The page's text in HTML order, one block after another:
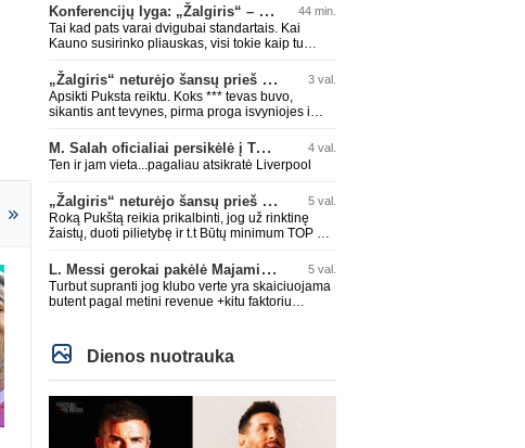
Konferencijų lyga: „Žalgiris“ – „Hajduk“ (rungtynės tiesiogiai) 44 min.
Tai kad pats varai dvigubai standartais. Kai
Kauno susirinko pliauskas, visi tokie kaip tu
biudežetus net nekalbėjot. Dabar kai Spartakas
gavo per rudają, tai jau pz BIUDŽETAS daug
didesnis. Tfu ant tokių.
„Žalgiris“ neturėjo šansų prieš „Hajduk“ 3 val.
Apsikti Puksta reiktu. Koks *** tevas buvo,
sikantis ant tevynes, pirma proga isvyniojes i
lietuviskai...ir dar pasimaives pries ziurovus po
golo...aciu, ne...nebent vertybiu neturintis
laurynas ikalbins
M. Salah oficialiai persikėlė į Turkijos ekipą „Trabzonspor“ 4 val.
Ten ir jam vieta...pagaliau atsikratė Liverpool
„Žalgiris“ neturėjo šansų prieš „Hajduk“ 5 val.
Roką Pukštą reikia prikalbinti, jog už rinktinę
žaistų, duoti pilietybę ir t.t Būtų minimum TOP 2
taio judės, bus per vėlu po to, nes JAV ji
pasikvies žaisti.
L. Messi gerokai pakėlė Majamio „Inter“ komandos vertę 5 val.
Turbut supranti jog klubo verte yra skaiciuojama
butent pagal metini revenue +kitu faktoriu
eile kitu dalyku. O tavo pamineta Barca kuo
puikiausiai sugeneravo rekordini 1.1B revenue,
kas stipriai prisidejo prie milzinisko klubo vertes
suoli siemet. Be to, tie 200 pamineti cia yra
visiskai on-point, jeigu jau musu mylimas D.
prasneko apie klubo vertes kelima, arba CR
atveju - numusima.
Dienos nuotrauka